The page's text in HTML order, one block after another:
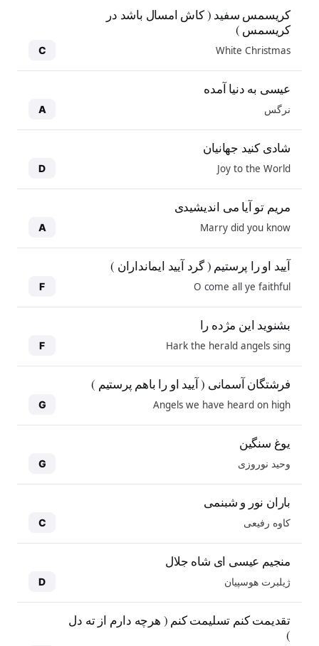
کریسمس سفید ( کاش امسال باشد در
کریسمس )
White Christmas
C
عیسی به دنیا آمده
نرگس A
شادی کنید جهانیان
Joy to the World
D
مریم تو آیا می اندیشیدی
Marry did you know
A
آیید او را پرستیم ( گرد آیید ایمانداران )
O come all ye faithful
F
بشنوید این مژده را
Hark the herald angels sing
F
فرشتگان آسمانی ( آیید او را باهم پرستیم )
Angels we have heard on high
G
یوغ سنگین
وحید نوروزی G
باران نور و شبنمی
کاوه رفیعی C
منجیم عیسی ای شاه جلال
ژیلبرت هوسپیان D
تقدیمت کنم تسلیمت کنم ( هرچه دارم از ته دل
)